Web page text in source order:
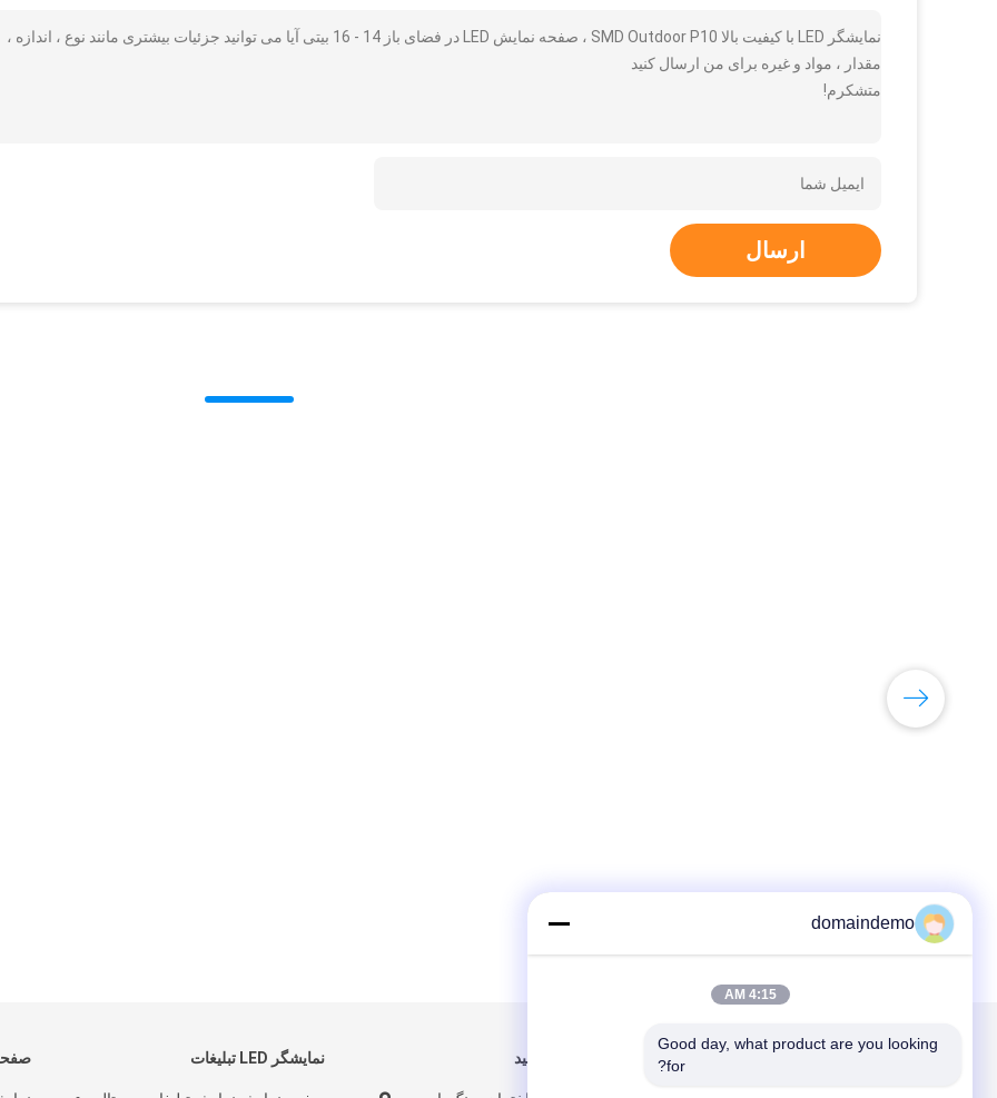
نمایشگر LED با کیفیت بالا SMD Outdoor P10 ، صفحه نمایش LED در فضای باز 14 - 16 بیتی آیا می توانید جزئیات بیشتری مانند نوع ، اندازه ،
مقدار ، مواد و غیره برای من ارسال کنید
متشکرم!
ارسال
نمایشگر LED تبلیغات ما را دنبال کنید برای ما ایمیل کنید
domaindemo
4:15 AM
Good day, what product are you looking
for?